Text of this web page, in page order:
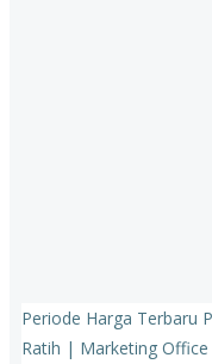
Periode Harga Terbaru
Ratih | Marketing Office